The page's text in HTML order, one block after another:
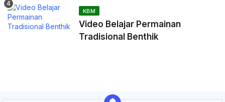
KBM
Video Belajar Permainan
Tradisional Benthik